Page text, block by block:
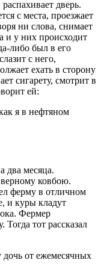
дверь.
с места, проезжает
ни слова, снимает
и у них происходит
либо был в его
с него,
ехать в сторону
сигарету, смотрит в
ей:
я в нефтяном
два месяца.
ковбою.
ферму в отличном
и куры кладут
Фермер
Тогда тот рассказал
дочь от ежемесячных